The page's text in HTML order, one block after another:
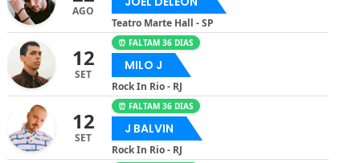
AGO
Teatro Marte Hall - SP
12
SET
⏰ FALTAM 36 DIAS
MILO J
Rock In Rio - RJ
12
SET
⏰ FALTAM 36 DIAS
J BALVIN
Rock In Rio - RJ